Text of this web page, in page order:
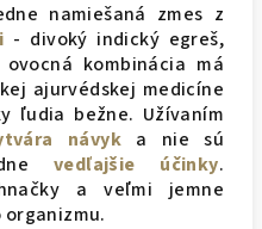
namiešaná zmes z
- divoký indický egreš,
kombinácia má
ajurvédskej medicíne
ľudia bežne. Užívaním
návyka nie sú
vedľajšie účinky.
a veľmi jemne